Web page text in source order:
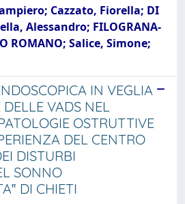
Cazzato, Fiorella; DI
Alessandro; FILOGRANA-
ROMANO; Salice, Simone;
IN VEGLIA
VADS NEL
OSTRUTTIVE
DEL CENTRO
DISTURBI
SONNO
DI CHIETI